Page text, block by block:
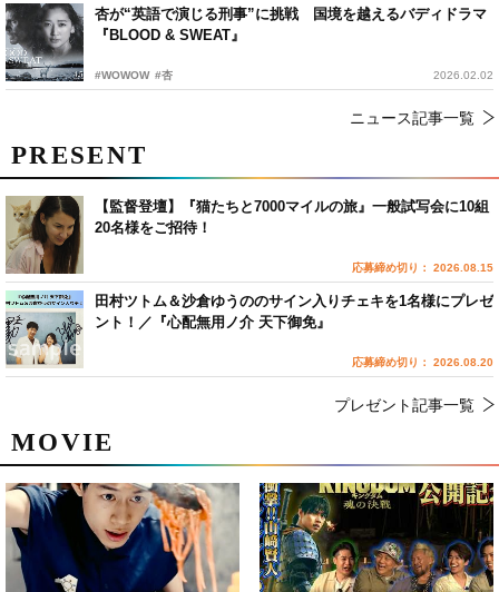
杏が“英語で演じる刑事”に挑戦 国境を越えるバディドラマ
『BLOOD & SWEAT』
#WOWOW #杏 2026.02.02
ニュース記事一覧
MOVIE
PRESENT
【監督登壇】『猫たちと7000マイルの旅』一般試写会に10組
20名様をご招待！
応募締め切り： 2026.08.15
田村ツトム＆沙倉ゆうののサイン入りチェキを1名様にプレゼ
ント！／『心配無用ノ介 天下御免』
応募締め切り： 2026.08.20
プレゼント記事一覧